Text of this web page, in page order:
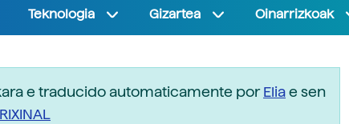
Teknologia Gizartea Oinarrizkoak
e traducido automaticamente porEliae sen